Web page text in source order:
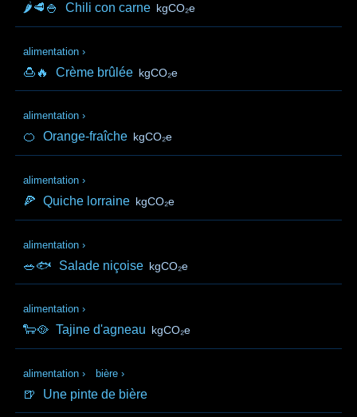
🌶️🥩🍚 Chili con carne kgCO₂e
alimentation ›
🍮🔥 Crème brûlée kgCO₂e
alimentation ›
🍊 Orange-fraîche kgCO₂e
alimentation ›
🍕 Quiche lorraine kgCO₂e
alimentation ›
🥗🐟 Salade niçoise kgCO₂e
alimentation ›
🐑🥘 Tajine d'agneau kgCO₂e
alimentation › bière ›
🍺 Une pinte de bière